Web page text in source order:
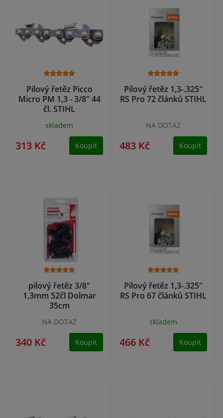
Pilový řetěz Picco
Micro PM 1,3 - 3/8" 44
čl. STIHL
skladem
313 Kč Koupit
Pilový řetěz 1,3-.325"
RS Pro 72 článků STIHL
NA DOTAZ
483 Kč Koupit
pilový řetěz 3/8"
1,3mm 52čl Dolmar
35cm
NA DOTAZ
340 Kč Koupit
Pilový řetěz 1,3-.325"
RS Pro 67 článků STIHL
skladem
466 Kč Koupit